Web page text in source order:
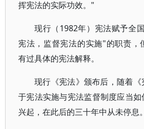
挥宪法的实际功效。"
现行（1982年）宪法赋予全
宪法，监督宪法的实施"的职责，
有过具体的宪法解释。
现行《宪法》颁布后，随着
于宪法实施与宪法监督制度应当
兴起，在此后的三十年中从未停息。